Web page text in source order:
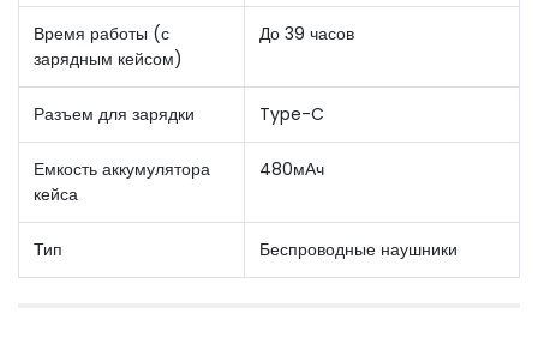
Время работы (с
зарядным кейсом)
До 39 часов
Разъем для зарядки Type-C
Емкость аккумулятора
кейса
480мАч
Тип Беспроводные наушники